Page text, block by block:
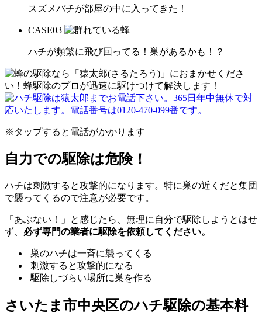
スズメバチが部屋の中に入ってきた！
CASE03
ハチが頻繁に飛び回ってる！巣があるかも！？
※タップすると電話がかかります
自力での駆除は危険！
ハチは刺激すると攻撃的になります。特に巣の近くだと集団
で襲ってくるので注意が必要です。
「あぶない！」と感じたら、無理に自分で駆除しようとはせ
ず、 必ず専門の業者に駆除を依頼してください。
巣のハチは一斉に襲ってくる
刺激すると攻撃的になる
駆除しづらい場所に巣を作る
さいたま市中央区のハチ駆除の基本料